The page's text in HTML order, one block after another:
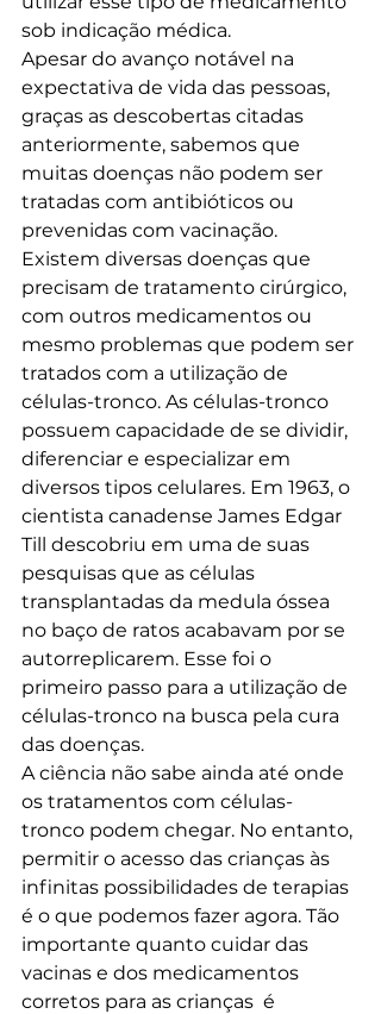
sob indicação médica.
Apesar do avanço notável na
expectativa de vida das pessoas,
graças as descobertas citadas
anteriormente, sabemos que
muitas doenças não podem ser
tratadas com antibióticos ou
prevenidas com vacinação.
Existem diversas doenças que
precisam de tratamento cirúrgico,
com outros medicamentos ou
mesmo problemas que podem ser
tratados com a utilização de
células-tronco. As células-tronco
possuem capacidade de se dividir,
diferenciar e especializar em
diversos tipos celulares. Em 1963, o
cientista canadense James Edgar
Till descobriu em uma de suas
pesquisas que as células
transplantadas da medula óssea
no baço de ratos acabavam por se
autorreplicarem. Esse foi o
primeiro passo para a utilização de
células-tronco na busca pela cura
das doenças.
A ciência não sabe ainda até onde
os tratamentos com células-
tronco podem chegar. No entanto,
permitir o acesso das crianças às
infinitas possibilidades de terapias
é o que podemos fazer agora. Tão
importante quanto cuidar das
vacinas e dos medicamentos
corretos para as crianças  é